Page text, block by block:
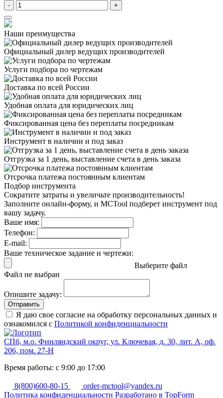
- +
Наши преимущества
Официальный дилер ведущих производителей
Услуги подбора по чертежам
Доставка по всей России
Удобная оплата для юридических лиц
Фиксированная цена без переплаты посредникам
Инструмент в наличии и под заказ
Отгрузка за 1 день, выставление счета в день заказа
Отсрочка платежа постоянным клиентам
Подбор инструмента
Сократите затраты и увеличьте производительность!
Заполните онлайн-форму, и MCTool подберет инструмент под
вашу задачу.
Ваше имя:
Телефон:
E-mail:
Ваше техническое задание и чертежи:
Выберите файл
Файл не выбран
Опишите задачу:
Отправить
Я даю свое согласие на обработку персональных данных и
ознакомился с Политикой конфиденциальности
СПб, м.о. Финляндский округ, ул. Ключевая, д. 30, лит. А, оф.
206, пом. 27-Н
Время работы: с 9:00 до 17:00
8(800)600-80-15
order-mctool@yandex.ru
Политика конфиденциальности Разработано в TopForm